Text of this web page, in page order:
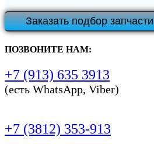
Заказать подбор запчасти
ПОЗВОНИТЕ НАМ:
+7 (913) 635 3913
(есть WhatsApp, Viber)
+7 (3812) 353-913